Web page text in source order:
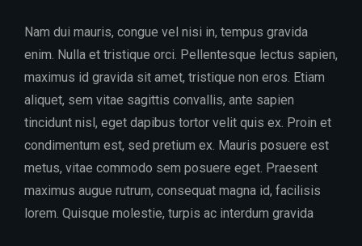
Nam dui mauris, congue vel nisi in, tempus gravida
enim. Nulla et tristique orci. Pellentesque lectus sapien,
maximus id gravida sit amet, tristique non eros. Etiam
aliquet, sem vitae sagittis convallis, ante sapien
tincidunt nisl, eget dapibus tortor velit quis ex. Proin et
condimentum est, sed pretium ex. Mauris posuere est
metus, vitae commodo sem posuere eget. Praesent
maximus augue rutrum, consequat magna id, facilisis
lorem. Quisque molestie, turpis ac interdum gravida